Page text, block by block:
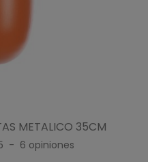
METALICO 35CM
- 6 opiniones